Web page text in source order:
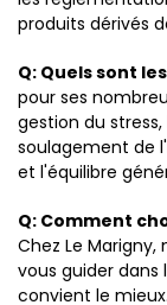
produits dérivés
Q: Quels sont
pour ses
gestion du
soulagement de
et l'équilibre
Q: Comment
Chez Le
vous guider dans
convient le